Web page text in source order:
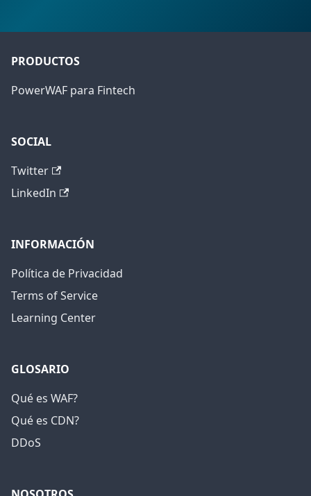
PRODUCTOS
PowerWAF para Fintech
SOCIAL
Twitter
LinkedIn
INFORMACIÓN
Política de Privacidad
Terms of Service
Learning Center
GLOSARIO
Qué es WAF?
Qué es CDN?
DDoS